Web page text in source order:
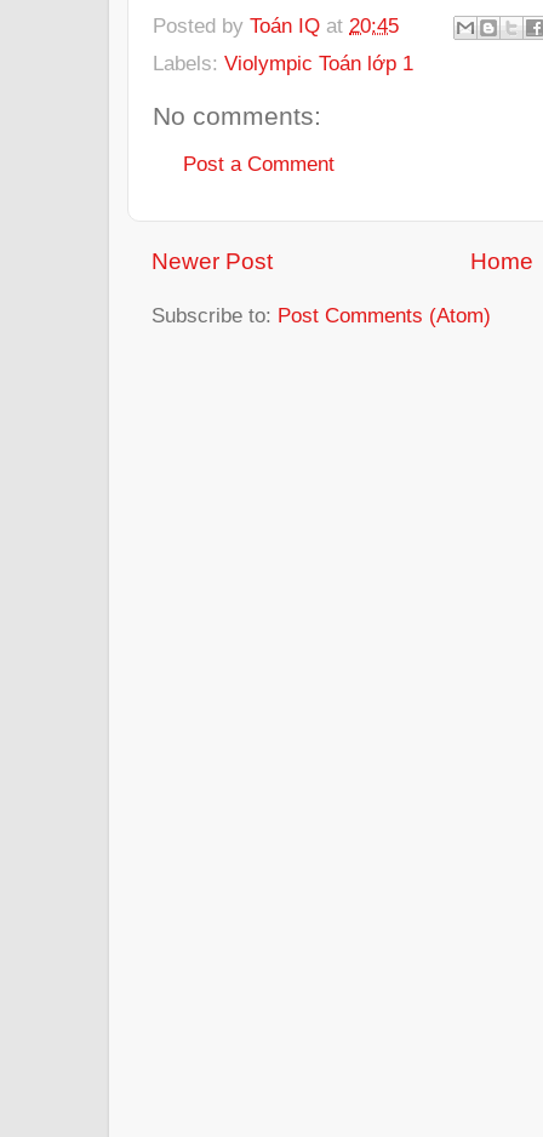
Posted by Toán IQ at 20:45
Labels: Violympic Toán lớp 1
No comments:
Post a Comment
Newer Post Home
Subscribe to: Post Comments (Atom)